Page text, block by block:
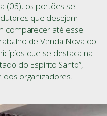
(06), os portões se
que desejam
comparecer até esse
de Venda Nova do
que se destaca na
do Espírito Santo”,
dos organizadores.